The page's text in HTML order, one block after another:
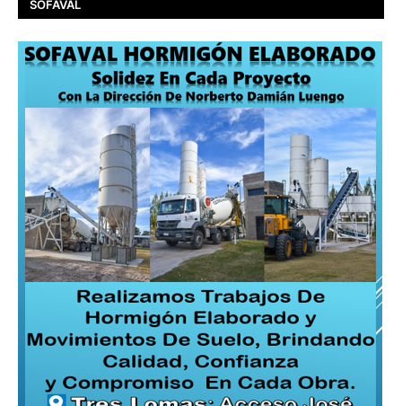
SOFAVAL